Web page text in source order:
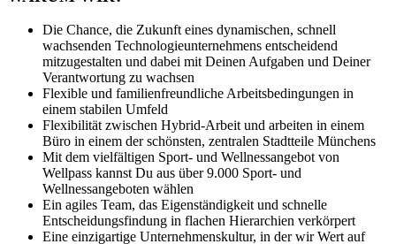
Die Chance, die Zukunft eines dynamischen, schnell
wachsenden Technologieunternehmens entscheidend
mitzugestalten und dabei mit Deinen Aufgaben und Deiner
Verantwortung zu wachsen
Flexible und familienfreundliche Arbeitsbedingungen in
einem stabilen Umfeld
Flexibilität zwischen Hybrid-Arbeit und arbeiten in einem
Büro in einem der schönsten, zentralen Stadtteile Münchens
Mit dem vielfältigen Sport- und Wellnessangebot von
Wellpass kannst Du aus über 9.000 Sport- und
Wellnessangeboten wählen
Ein agiles Team, das Eigenständigkeit und schnelle
Entscheidungsfindung in flachen Hierarchien verkörpert
Eine einzigartige Unternehmenskultur, in der wir Wert auf